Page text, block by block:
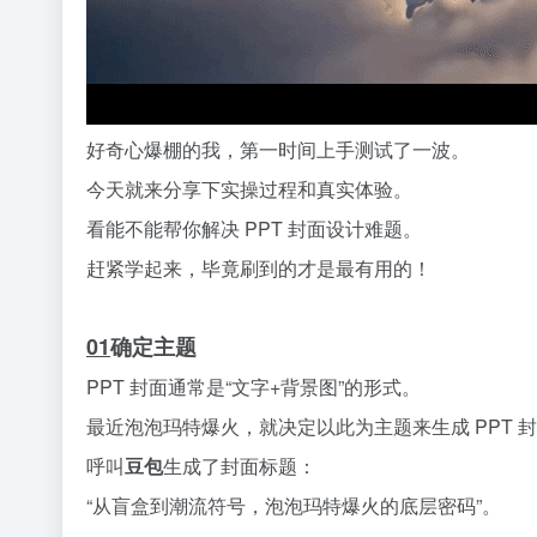
好奇心爆棚的我，第一时间上手测试了一波。
今天就来分享下实操过程和真实体验。
看能不能帮你解决 PPT 封面设计难题。
赶紧学起来，毕竟刷到的才是最有用的 ！
01确定主题
PPT 封面通常是“文字+背景图”的形式。
最近泡泡玛特爆火，就决定以此为主题来生成 PPT
呼叫豆包生成了封面标题：
“从盲盒到潮流符号，泡泡玛特爆火的底层密码”。